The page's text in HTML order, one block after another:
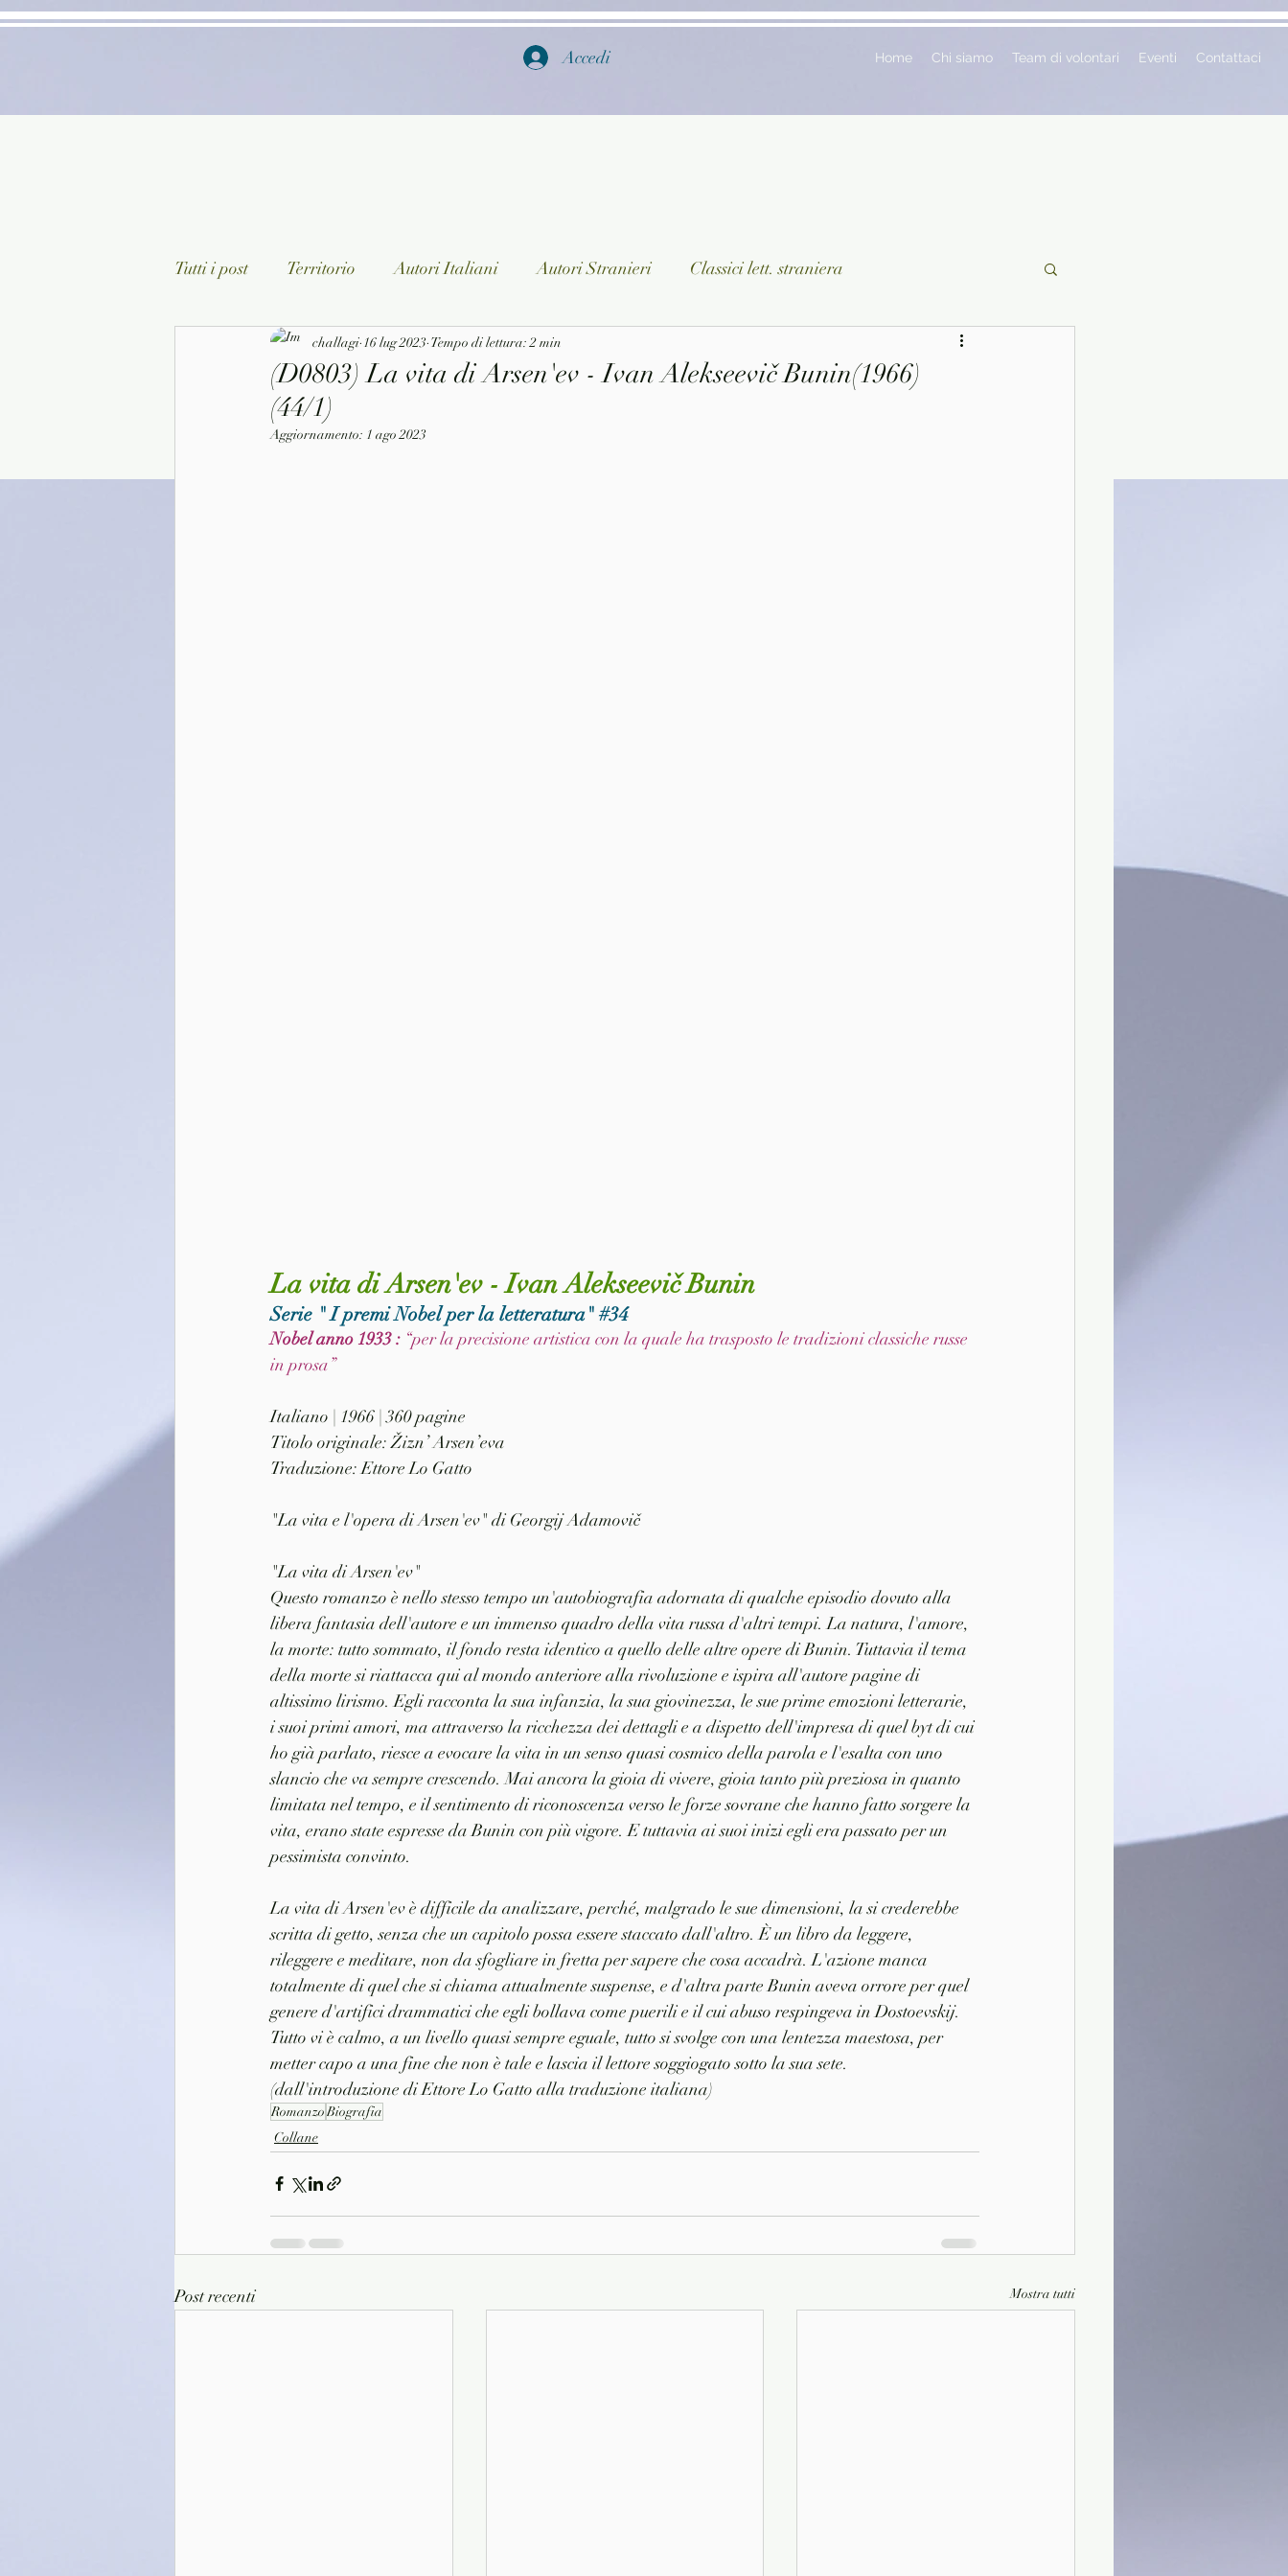
Accedi Home Chi siamo Team di volontari Eventi Contattaci
Tutti i post Territorio Autori Italiani Autori Stranieri Classici lett. straniera
Classici lett. italiana Saggistica Ragazzi
Arte/Pittura
(D0803) La vita di Arsen'ev - Ivan Alekseevič Bunin(1966)
(44/1)
challagi 16 lug 2023 Tempo di lettura: 2 min
Aggiornamento: 1 ago 2023
La vita di Arsen'ev - Ivan Alekseevič Bunin
Serie " I premi Nobel per la letteratura" #34
Nobel anno 1933 : “per la precisione artistica con la quale ha trasposto le tradizioni classiche russe
in prosa”
Italiano | 1966 | 360 pagine
Titolo originale: Žizn’ Arsen’eva
Traduzione: Ettore Lo Gatto
"La vita e l'opera di Arsen'ev" di Georgij Adamovič
"La vita di Arsen'ev"
Questo romanzo è nello stesso tempo un'autobiografia adornata di qualche episodio dovuto alla
libera fantasia dell'autore e un immenso quadro della vita russa d'altri tempi. La natura, l'amore,
la morte: tutto sommato, il fondo resta identico a quello delle altre opere di Bunin. Tuttavia il tema
della morte si riattacca qui al mondo anteriore alla rivoluzione e ispira all'autore pagine di
altissimo lirismo. Egli racconta la sua infanzia, la sua giovinezza, le sue prime emozioni letterarie,
i suoi primi amori, ma attraverso la ricchezza dei dettagli e a dispetto dell'impresa di quel byt di cui
ho già parlato, riesce a evocare la vita in un senso quasi cosmico della parola e l'esalta con uno
slancio che va sempre crescendo. Mai ancora la gioia di vivere, gioia tanto più preziosa in quanto
limitata nel tempo, e il sentimento di riconoscenza verso le forze sovrane che hanno fatto sorgere la
vita, erano state espresse da Bunin con più vigore. E tuttavia ai suoi inizi egli era passato per un
pessimista convinto.
La vita di Arsen'ev è difficile da analizzare, perché, malgrado le sue dimensioni, la si crederebbe
scritta di getto, senza che un capitolo possa essere staccato dall'altro. È un libro da leggere,
rileggere e meditare, non da sfogliare in fretta per sapere che cosa accadrà. L'azione manca
totalmente di quel che si chiama attualmente suspense, e d'altra parte Bunin aveva orrore per quel
genere d'artifici drammatici che egli bollava come puerili e il cui abuso respingeva in Dostoevskij.
Tutto vi è calmo, a un livello quasi sempre eguale, tutto si svolge con una lentezza maestosa, per
metter capo a una fine che non è tale e lascia il lettore soggiogato sotto la sua sete.
(dall'introduzione di Ettore Lo Gatto alla traduzione italiana)
RomanzoBiografia
Collane
Post recenti Mostra tutti